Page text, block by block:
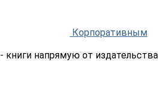
Корпоративным
- книги напрямую от издательства